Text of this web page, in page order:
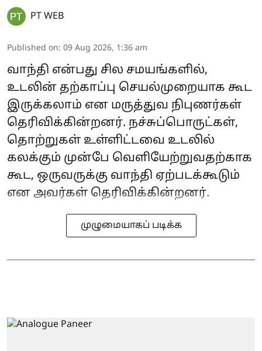
PT WEB
Published on: 09 Aug 2026, 1:36 am
வாந்தி என்பது சில சமயங்களில்,
உடலின் தற்காப்பு செயல்முறையாக கூட
இருக்கலாம் என மருத்துவ நிபுணர்கள்
தெரிவிக்கின்றனர். நச்சுப்பொருட்கள்,
தொற்றுகள் உள்ளிட்டவை உடலில்
கலக்கும் முன்பே வெளியேற்றுவதற்காக
கூட, ஒருவருக்கு வாந்தி ஏற்படக்கூடும்
என அவர்கள் தெரிவிக்கின்றனர்.
முழுமையாகப் படிக்க